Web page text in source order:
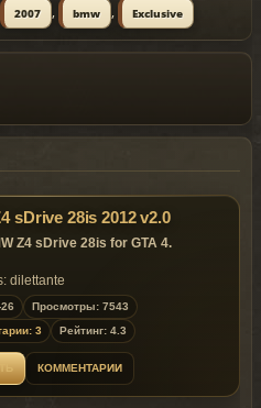
2007 , bmw , Exclusive
sDrive 28is 2012 v2.0
Z4 sDrive 28is for GTA 4.
dilettante
exclusive toGtaMania
26.02.2013 !
Просмотры: 7543
3
Рейтинг: 4.3
КОММЕНТАРИИ